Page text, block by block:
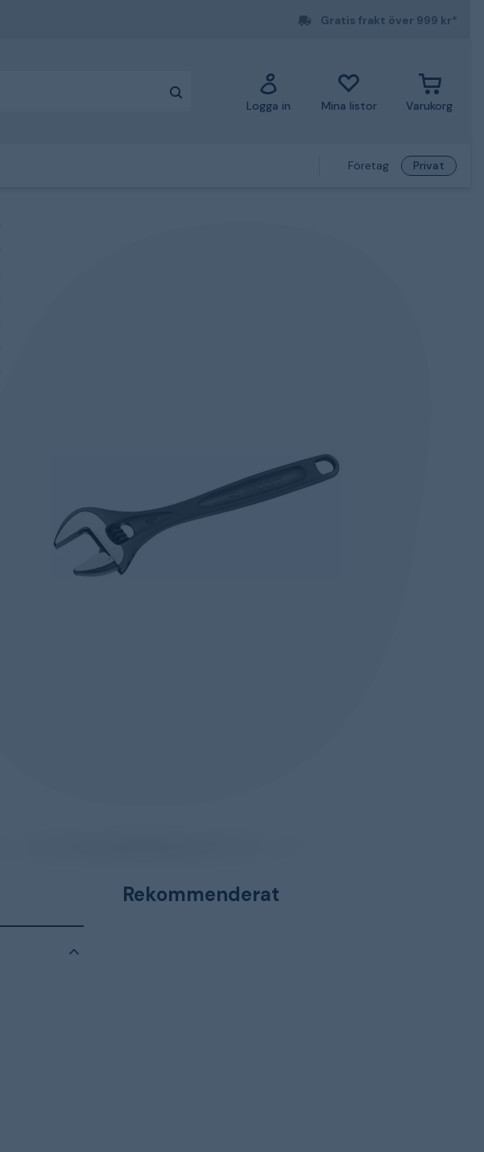
Gratis frakt över 999 kr*
Logga in Mina listor Varukorg
Företag Privat
Rekommenderat